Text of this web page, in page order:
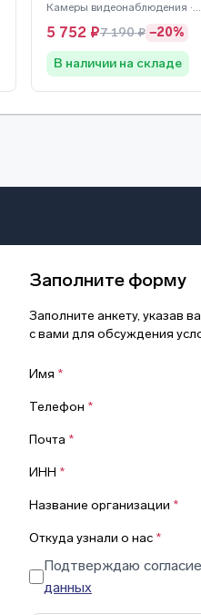
Камеры видеонаблюдения · Dahua
5 752 ₽7 190 ₽ −20%
В наличии на складе
Заполните форму
Заполните анкету, указав
с вами для обсуждения
Имя *
Телефон *
Почта *
ИНН *
Название организации *
Откуда узнали о нас *
Подтверждаю
данных